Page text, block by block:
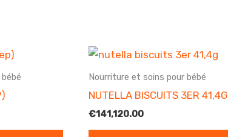
Nourriture et soins pour bébé
NUTELLA BISCUITS 3ER 41,4G
€141,120.00